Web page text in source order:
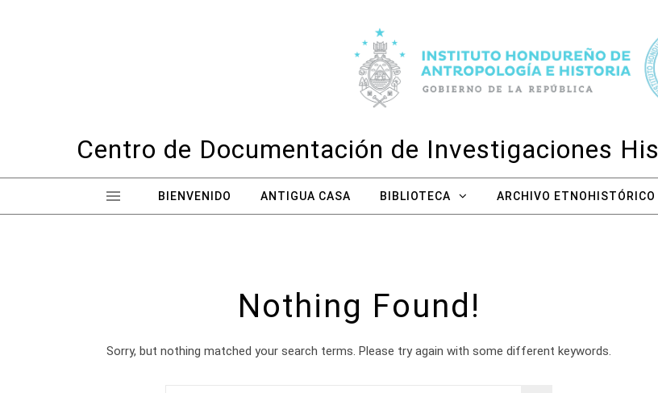
Centro de Documentación de Investigaciones
BIENVENIDO ANTIGUA CASA BIBLIOTECA ARCHIVO ETNOHISTÓRICO
Nothing Found!
Sorry, but nothing matched your search terms. Please try again with some different keywords.